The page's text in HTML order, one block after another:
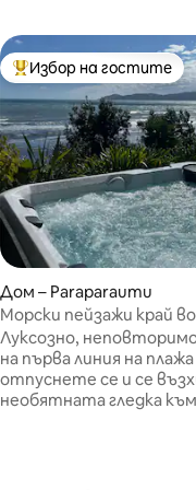
4,95 от 5, 355 отзива
Най-популярен избор
Избор на гостите
Дом – Paraparaumu
Морски пейзажи край
Луксозно,
на първа линия на плажа Дишайте,
отпуснете се и се
необятната гледка